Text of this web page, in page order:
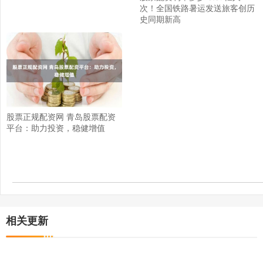
次！全国铁路暑运发送旅客创历
史同期新高
股票正规配资网 青岛股票配资
平台：助力投资，稳健增值
相关更新